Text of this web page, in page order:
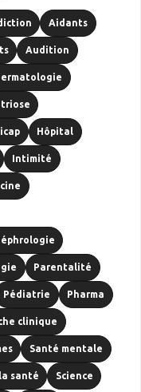
Aidants
Audition
Hôpital
Intimité
Parentalité
Pédiatrie Pharma
clinique
Santé mentale
santé Science